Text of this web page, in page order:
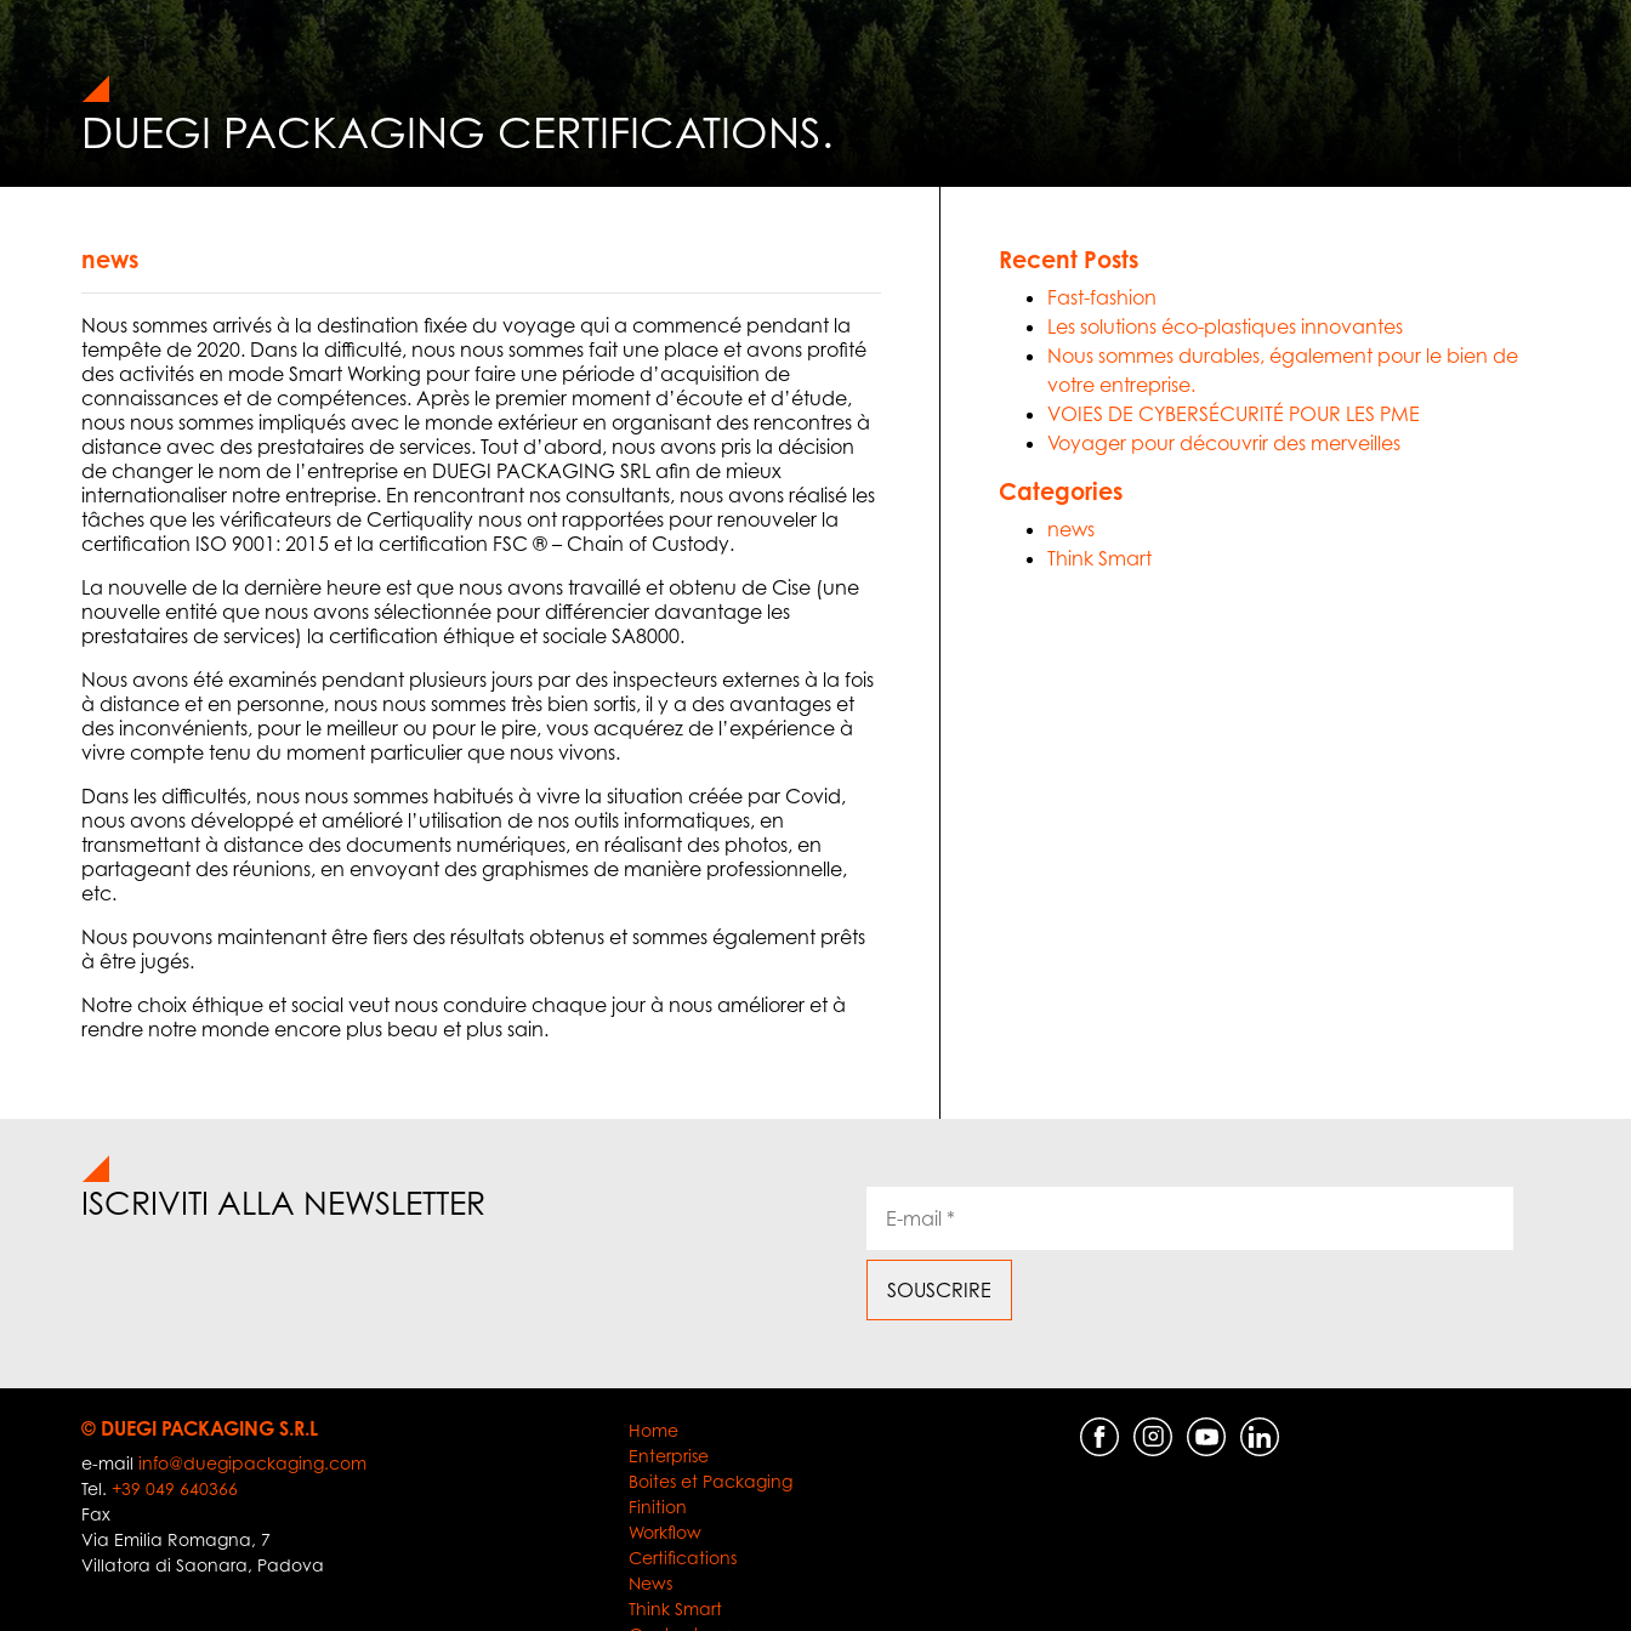
DUEGI PACKAGING CERTIFICATIONS.
news
Nous sommes arrivés à la destination fixée du voyage qui a commencé pendant la
tempête de 2020. Dans la difficulté, nous nous sommes fait une place et avons profité
des activités en mode Smart Working pour faire une période d’acquisition de
connaissances et de compétences. Après le premier moment d’écoute et d’étude,
nous nous sommes impliqués avec le monde extérieur en organisant des rencontres à
distance avec des prestataires de services. Tout d’abord, nous avons pris la décision
de changer le nom de l’entreprise en DUEGI PACKAGING SRL afin de mieux
internationaliser notre entreprise. En rencontrant nos consultants, nous avons réalisé les
tâches que les vérificateurs de Certiquality nous ont rapportées pour renouveler la
certification ISO 9001: 2015 et la certification FSC ® – Chain of Custody.
La nouvelle de la dernière heure est que nous avons travaillé et obtenu de Cise (une
nouvelle entité que nous avons sélectionnée pour différencier davantage les
prestataires de services) la certification éthique et sociale SA8000.
Nous avons été examinés pendant plusieurs jours par des inspecteurs externes à la fois
à distance et en personne, nous nous sommes très bien sortis, il y a des avantages et
des inconvénients, pour le meilleur ou pour le pire, vous acquérez de l’expérience à
vivre compte tenu du moment particulier que nous vivons.
Dans les difficultés, nous nous sommes habitués à vivre la situation créée par Covid,
nous avons développé et amélioré l’utilisation de nos outils informatiques, en
transmettant à distance des documents numériques, en réalisant des photos, en
partageant des réunions, en envoyant des graphismes de manière professionnelle,
etc.
Nous pouvons maintenant être fiers des résultats obtenus et sommes également prêts
à être jugés.
Notre choix éthique et social veut nous conduire chaque jour à nous améliorer et à
rendre notre monde encore plus beau et plus sain.
Recent Posts
Fast-fashion
Les solutions éco-plastiques innovantes
Nous sommes durables, également pour le bien de
votre entreprise.
VOIES DE CYBERSÉCURITÉ POUR LES PME
Voyager pour découvrir des merveilles
Categories
news
Think Smart
ISCRIVITI ALLA NEWSLETTER
© DUEGI PACKAGING S.R.L
e-mailinfo@duegipackaging.com
Tel.+39 049 640366
Fax
Via Emilia Romagna, 7
Villatora di Saonara, Padova
Home
Enterprise
Boites et Packaging
Finition
Workflow
Certifications
News
Think Smart